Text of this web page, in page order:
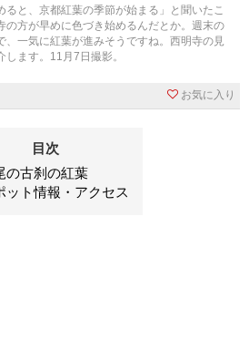
ると、京都紅葉の季節が始まる」と聞いたこ
の方が早めに色づき始めるんだとか。週末の
、一気に紅葉が進みそうですね。西明寺の見
ます。11月7日撮影。
お気に入り
目次
の古刹の紅葉
ット情報・アクセス